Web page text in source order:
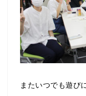
またいつでも遊び